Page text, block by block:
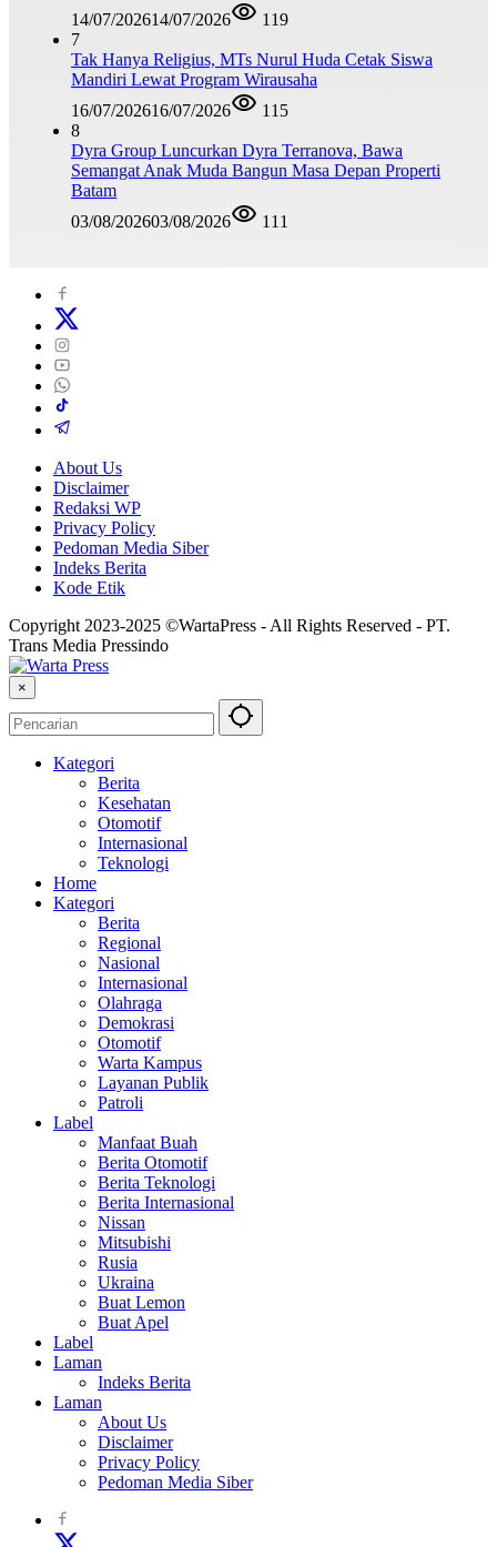
14/07/202614/07/2026
119
7
Tak Hanya Religius, MTs Nurul Huda Cetak Siswa
Mandiri Lewat Program Wirausaha
16/07/202616/07/2026
115
8
Dyra Group Luncurkan Dyra Terranova, Bawa
Semangat Anak Muda Bangun Masa Depan Properti
Batam
03/08/202603/08/2026 111
About Us
Disclaimer
Redaksi WP
Privacy Policy
Pedoman Media Siber
Indeks Berita
Kode Etik
Copyright 2023-2025 ©WartaPress - All Rights Reserved - PT.
Trans Media Pressindo
×
Kategori
Berita
Kesehatan
Otomotif
Internasional
Teknologi
Home
Kategori
Berita
Regional
Nasional
Internasional
Olahraga
Demokrasi
Otomotif
Warta Kampus
Layanan Publik
Patroli
Label
Manfaat Buah
Berita Otomotif
Berita Teknologi
Berita Internasional
Nissan
Mitsubishi
Rusia
Ukraina
Buat Lemon
Buat Apel
Label
Laman
Indeks Berita
Laman
About Us
Disclaimer
Privacy Policy
Pedoman Media Siber